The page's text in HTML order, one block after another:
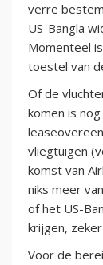
verre
US-Bangla
Momenteel
toestel van
Of de
komen is
vliegtuigen
komst van
niks meer
of het US-
krijgen,
Voor de